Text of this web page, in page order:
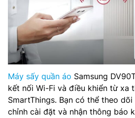
Máy sấy quần áo Samsung
kết nối Wi-Fi và điều khiển từ xa
SmartThings. Bạn có thể theo
chỉnh cài đặt và nhận thông báo